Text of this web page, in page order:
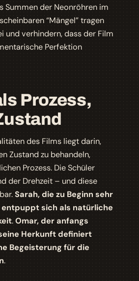
Summen der Neonröhren im
“Mängel” tragen
und verhindern, dass der Film
Perfektion
Prozess,
des Films liegt darin,
Zustand zu behandeln,
Prozess. Die Schüler
der Drehzeit – und diese
Sarah, die zu Beginn sehr
sich als natürliche
.Omar, der anfangs
Herkunft definiert
Begeisterung für die
.